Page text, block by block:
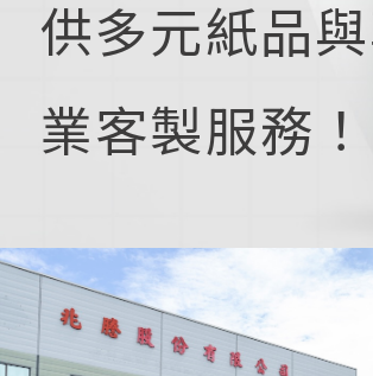
產品介紹 這裡
供多元紙品
業客製服務！
產品介紹 這裡